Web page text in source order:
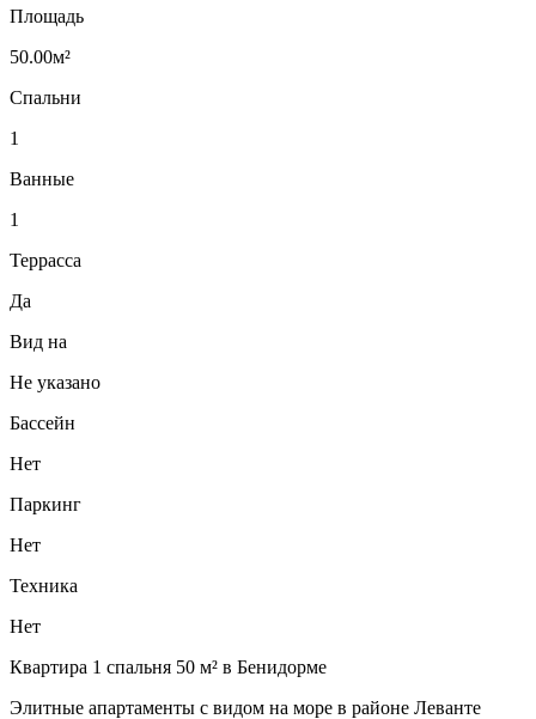
Площадь
50.00м²
Спальни
1
Ванные
1
Террасса
Да
Вид на
Не указано
Бассейн
Нет
Паркинг
Нет
Техника
Нет
Квартира 1 спальня 50 м² в Бенидорме
Элитные апартаменты с видом на море в районе Леванте